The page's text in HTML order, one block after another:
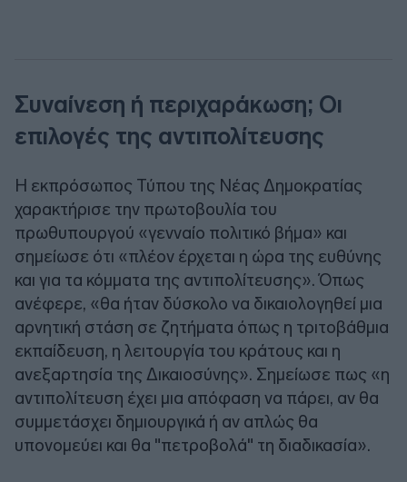
Συναίνεση ή περιχαράκωση; Οι
επιλογές της αντιπολίτευσης
Η εκπρόσωπος Τύπου της Νέας Δημοκρατίας
χαρακτήρισε την πρωτοβουλία του
πρωθυπουργού «γενναίο πολιτικό βήμα» και
σημείωσε ότι «πλέον έρχεται η ώρα της ευθύνης
και για τα κόμματα της αντιπολίτευσης». Όπως
ανέφερε, «θα ήταν δύσκολο να δικαιολογηθεί μια
αρνητική στάση σε ζητήματα όπως η τριτοβάθμια
εκπαίδευση, η λειτουργία του κράτους και η
ανεξαρτησία της Δικαιοσύνης». Σημείωσε πως «η
αντιπολίτευση έχει μια απόφαση να πάρει, αν θα
συμμετάσχει δημιουργικά ή αν απλώς θα
υπονομεύει και θα "πετροβολά" τη διαδικασία».